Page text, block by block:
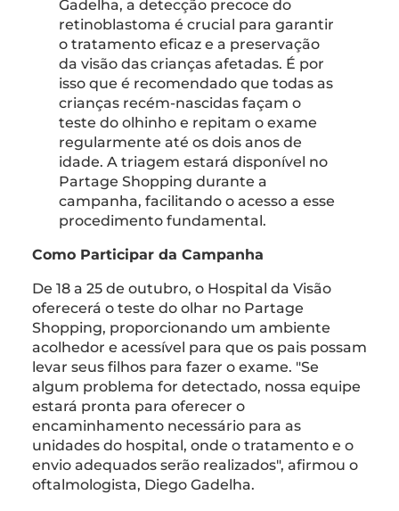
Gadelha, a detecção precoce do
retinoblastoma é crucial para garantir
o tratamento eficaz e a preservação
da visão das crianças afetadas. É por
isso que é recomendado que todas as
crianças recém-nascidas façam o
teste do olhinho e repitam o exame
regularmente até os dois anos de
idade. A triagem estará disponível no
Partage Shopping durante a
campanha, facilitando o acesso a esse
procedimento fundamental.
Como Participar da Campanha
De 18 a 25 de outubro, o Hospital da Visão
oferecerá o teste do olhar no Partage
Shopping, proporcionando um ambiente
acolhedor e acessível para que os pais possam
levar seus filhos para fazer o exame. "Se
algum problema for detectado, nossa equipe
estará pronta para oferecer o
encaminhamento necessário para as
unidades do hospital, onde o tratamento e o
envio adequados serão realizados", afirmou o
oftalmologista, Diego Gadelha.